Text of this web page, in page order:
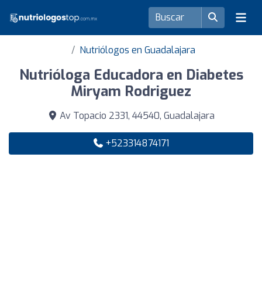
Nutriólogos en Guadalajara
Nutrióloga Educadora en Diabetes
Miryam Rodriguez
Av Topacio 2331, 44540, Guadalajara
+523314874171